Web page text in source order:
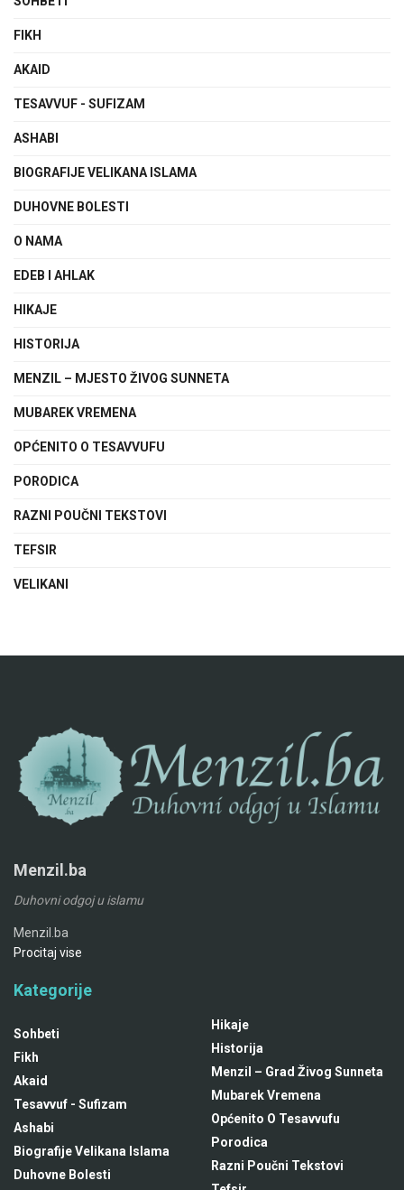
FIKH
AKAID
TESAVVUF - SUFIZAM
ASHABI
BIOGRAFIJE VELIKANA ISLAMA
DUHOVNE BOLESTI
O NAMA
EDEB I AHLAK
HIKAJE
HISTORIJA
MENZIL – MJESTO ŽIVOG SUNNETA
MUBAREK VREMENA
OPĆENITO O TESAVVUFU
PORODICA
RAZNI POUČNI TEKSTOVI
TEFSIR
VELIKANI
Menzil.ba
Duhovni odgoj u islamu
Menzil.ba
Procitaj vise
Kategorije
Sohbeti
Fikh
Akaid
Tesavvuf - Sufizam
Ashabi
Biografije Velikana Islama
Duhovne Bolesti
Hikaje
Historija
Menzil – Grad Živog Sunneta
Mubarek Vremena
Općenito O Tesavvufu
Porodica
Razni Poučni Tekstovi